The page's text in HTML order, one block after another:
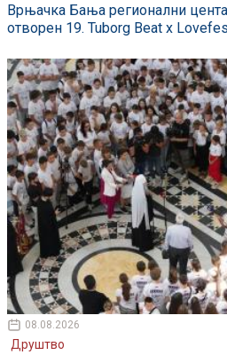
Врњачка Бања регионални
отворен 19. Tuborg Beat x
08.08.2026
Друштво